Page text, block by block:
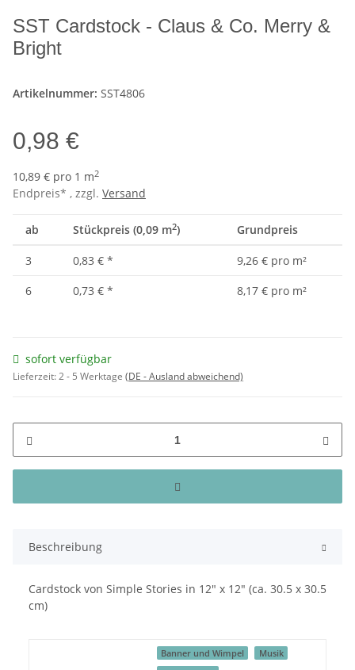
SST Cardstock - Claus & Co. Merry &
Bright
Artikelnummer: SST4806
0,98 €
10,89 € pro 1 m2
Endpreis* , zzgl. Versand
ab Stückpreis (0,09 m2) Grundpreis
3 0,83 € *
9,26 € pro m²
6
0,73 € * 8,17 € pro m²
sofort verfügbar
Lieferzeit:2 - 5 Werktage (DE - Ausland abweichend)
Beschreibung
Cardstock von Simple Stories in 12" x 12" (ca. 30.5 x 30.5
cm)
Banner und Wimpel
Musik